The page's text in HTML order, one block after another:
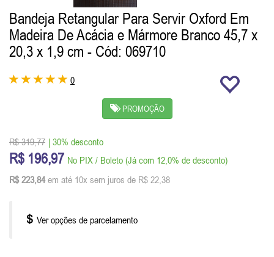
Bandeja Retangular Para Servir Oxford Em
Madeira De Acácia e Mármore Branco 45,7 x
20,3 x 1,9 cm - Cód: 069710
0
PROMOÇÃO
R$ 319,77 | 30% desconto
R$ 196,97 No PIX / Boleto (Já com 12,0% de desconto)
R$ 223,84 em até 10x sem juros de R$ 22,38
Ver opções de parcelamento